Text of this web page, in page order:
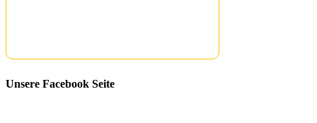
Unsere Facebook Seite